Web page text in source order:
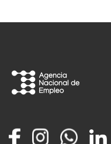
FacebookInstagramWhatsapp